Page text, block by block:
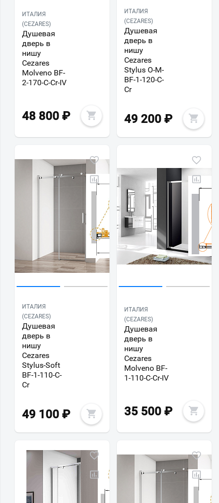
ИТАЛИЯ
(CEZARES)
Душевая
дверь в
нишу
Cezares
Molveno BF-
2-170-C-Cr-IV
48 800 ₽
ИТАЛИЯ
(CEZARES)
Душевая
дверь в
нишу
Cezares
Stylus O-M-
BF-1-120-C-
Cr
49 200 ₽
ИТАЛИЯ
(CEZARES)
Душевая
дверь в
нишу
Cezares
Stylus-Soft
BF-1-110-C-
Cr
49 100 ₽
ИТАЛИЯ
(CEZARES)
Душевая
дверь в
нишу
Cezares
Molveno BF-
1-110-C-Cr-IV
35 500 ₽